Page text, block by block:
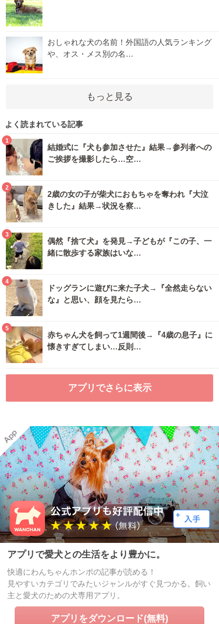
おしゃれな犬の名前！外国語の人気ランキング
や、オス・メス別の名…
もっと見る
よく読まれている記事
1
結婚式に『犬も参加させた』結果→参列者への
ご挨拶を撮影したら…空…
2
2歳の女の子が柴犬におもちゃを奪われ『大泣
きした』結果→状況を察…
3
偶然『捨て犬』を発見→子どもが『この子、一
緒に散歩する家族はいな…
4
ドッグランに遊びに来た子犬→『全然走らない
な』と思い、顔を見たら…
5
赤ちゃん犬を飼って1週間後→『4歳の息子』に
懐きすぎてしまい…反則…
アプリでさらに表示
アプリで愛犬との生活をより豊かに。
快適にわんちゃんホンポの記事が読める！
見やすいカテゴリでみたいジャンルがすぐ見つかる。飼い
主と愛犬のための犬専用アプリ。
アプリをダウンロード(無料)